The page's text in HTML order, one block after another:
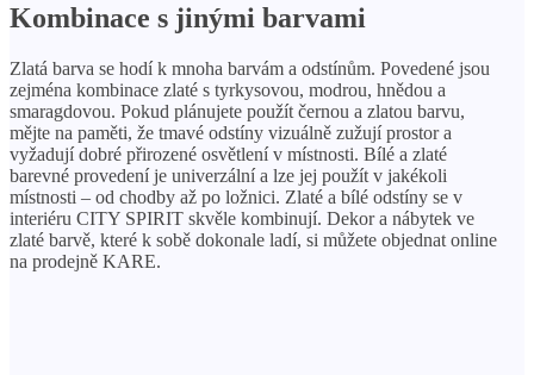
Kombinace s jinými barvami
Zlatá barva se hodí k mnoha barvám a odstínům. Povedené jsou
zejména kombinace zlaté s tyrkysovou, modrou, hnědou a
smaragdovou. Pokud plánujete použít černou a zlatou barvu,
mějte na paměti, že tmavé odstíny vizuálně zužují prostor a
vyžadují dobré přirozené osvětlení v místnosti. Bílé a zlaté
barevné provedení je univerzální a lze jej použít v jakékoli
místnosti – od chodby až po ložnici. Zlaté a bílé odstíny se v
interiéru CITY SPIRIT skvěle kombinují. Dekor a nábytek ve
zlaté barvě, které k sobě dokonale ladí, si můžete objednat online
na prodejně KARE.